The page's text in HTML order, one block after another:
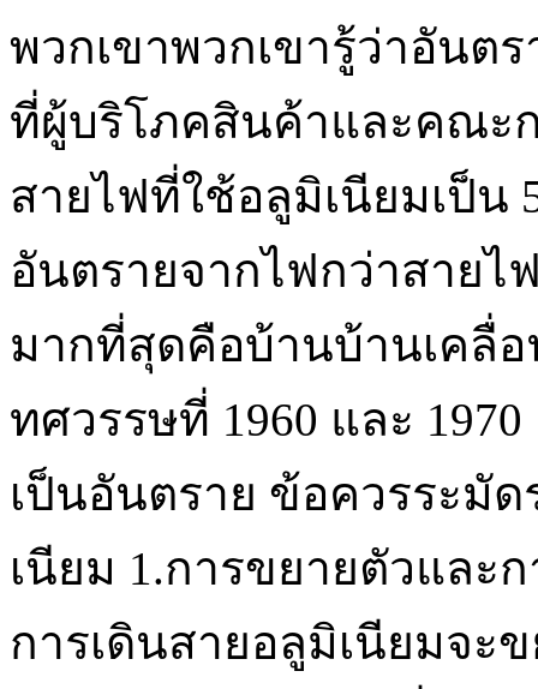
พวกเขาพวกเขารู้ว่าอันต
ที่ผู้บริโภคสินค้าและคณะ
สายไฟที่ใช้อลูมิเนียมเป็น
อันตรายจากไฟกว่าสายไ
มากที่สุดคือบ้านบ้านเคลื่อ
ทศวรรษที่ 1960 และ
เป็นอันตราย ข้อควรระมั
เนียม 1.การขยายตัวและ
การเดินสายอลูมิเนียมจ